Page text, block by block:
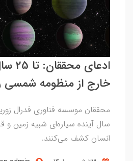
خارج از منظومه شمسی
سال آینده سیاره‌ای شبیه زمین و
انسان کشف می‌کنند.